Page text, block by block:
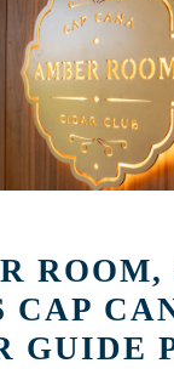
ROOM,
CAP
GUIDE